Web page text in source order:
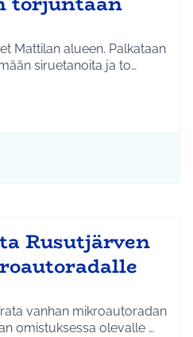
Mattilan alueen. Palkataan
siruetanoita ja to…
Hyrylä
mukaan: Ympäristö
Rusutjärven
vanhan mikroautoradan
omistuksessa olevalle …